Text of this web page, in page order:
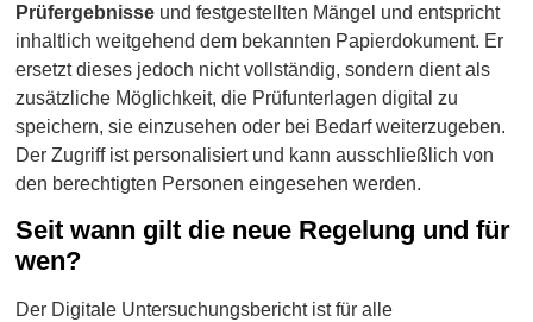
Prüfergebnisse und festgestellten Mängel und entspricht
inhaltlich weitgehend dem bekannten Papierdokument. Er
ersetzt dieses jedoch nicht vollständig, sondern dient als
zusätzliche Möglichkeit, die Prüfunterlagen digital zu
speichern, sie einzusehen oder bei Bedarf weiterzugeben.
Der Zugriff ist personalisiert und kann ausschließlich von
den berechtigten Personen eingesehen werden.
Seit wann gilt die neue Regelung und für
wen?
Der Digitale Untersuchungsbericht ist für alle